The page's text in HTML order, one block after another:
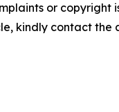
or copyright
kindly contact the